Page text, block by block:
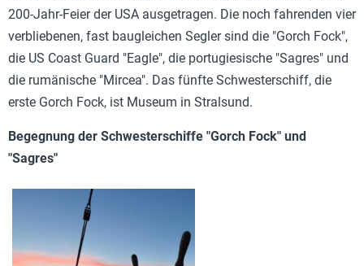
200-Jahr-Feier der USA ausgetragen. Die noch fahrenden vier
verbliebenen, fast baugleichen Segler sind die "Gorch Fock",
die US Coast Guard "Eagle", die portugiesische "Sagres" und
die rumänische "Mircea". Das fünfte Schwesterschiff, die
erste Gorch Fock, ist Museum in Stralsund.
Begegnung der Schwesterschiffe "Gorch Fock" und
"Sagres"